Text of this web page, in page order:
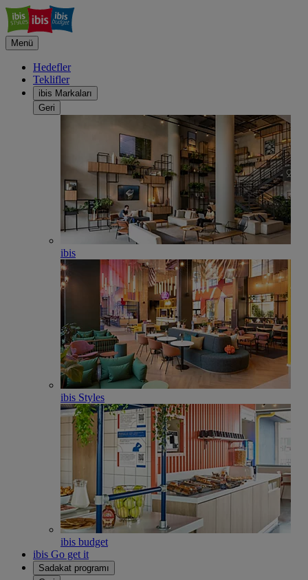
Menü
Hedefler
Teklifler
ibis Markaları
Geri
ibis
ibis Styles
ibis budget
ibis Go get it
Sadakat programı